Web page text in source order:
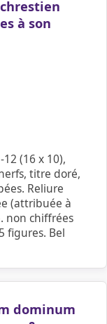
à son
(16 x 10),
titre doré,
Reliure
(attribuée à
non chiffrées
figures. Bel
dominum